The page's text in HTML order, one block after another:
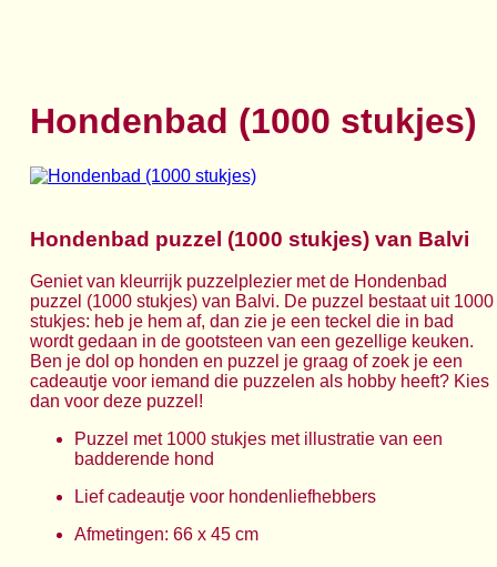
Hondenbad (1000 stukjes)
Hondenbad puzzel (1000 stukjes) van Balvi
Geniet van kleurrijk puzzelplezier met de Hondenbad
puzzel (1000 stukjes) van Balvi. De puzzel bestaat uit 1000
stukjes: heb je hem af, dan zie je een teckel die in bad
wordt gedaan in de gootsteen van een gezellige keuken.
Ben je dol op honden en puzzel je graag of zoek je een
cadeautje voor iemand die puzzelen als hobby heeft? Kies
dan voor deze puzzel!
Puzzel met 1000 stukjes met illustratie van een
badderende hond
Lief cadeautje voor hondenliefhebbers
Afmetingen: 66 x 45 cm